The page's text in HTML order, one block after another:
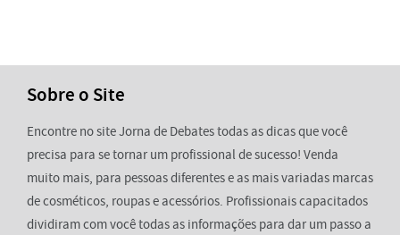
Sobre o Site
Encontre no site Jorna de Debates todas as dicas que você
precisa para se tornar um profissional de sucesso! Venda
muito mais, para pessoas diferentes e as mais variadas marcas
de cosméticos, roupas e acessórios. Profissionais capacitados
dividiram com você todas as informações para dar um passo a